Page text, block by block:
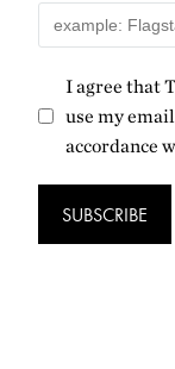
I agree that
use my
accordance
SUBSCRIBE